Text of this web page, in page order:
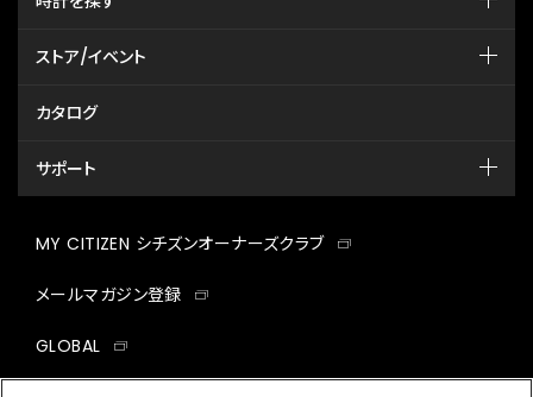
ストア/イベント
カタログ
サポート
MY CITIZEN シチズンオーナーズクラブ
メールマガジン登録
GLOBAL